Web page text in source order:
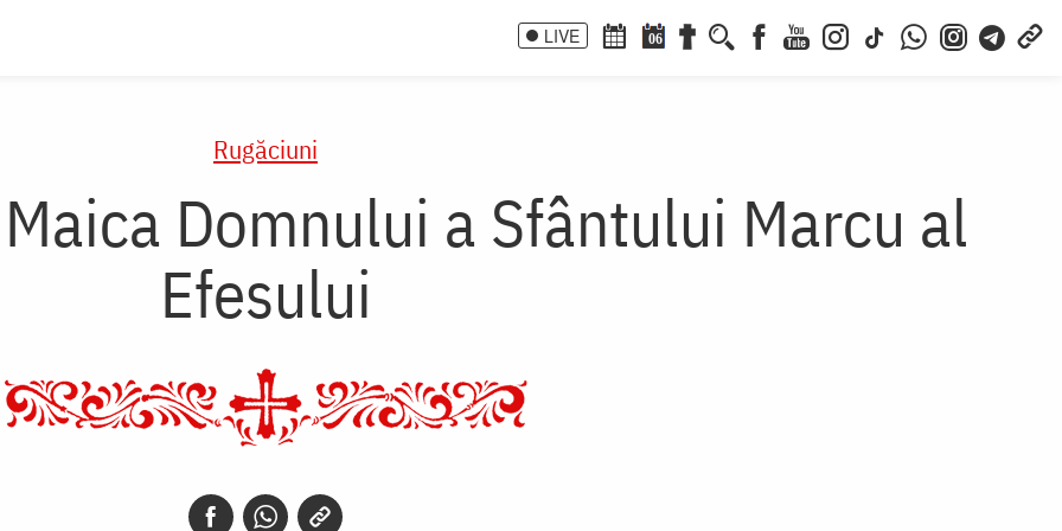
LIVE 06
Rugăciuni
Domnului a Sfântului Marcu al
Efesului